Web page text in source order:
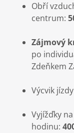
Obří
centrum:
Zájmový
po
Zdeňkem
Výcvik
Vyjížďky
hodinu: